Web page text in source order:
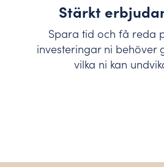
Stärkt
Spara tid och få reda
investeringar ni behöver
vilka ni kan